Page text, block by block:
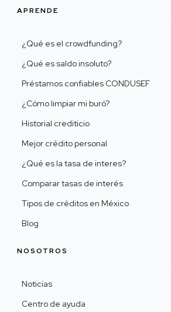
APRENDE
¿Qué es el crowdfunding?
¿Qué es saldo insoluto?
Préstamos confiables CONDUSEF
¿Cómo limpiar mi buró?
Historial crediticio
Mejor crédito personal
¿Qué es la tasa de interes?
Comparar tasas de interés
Tipos de créditos en México
Blog
NOSOTROS
Noticias
Centro de ayuda